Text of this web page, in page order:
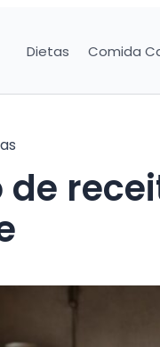
Dietas Comida
de